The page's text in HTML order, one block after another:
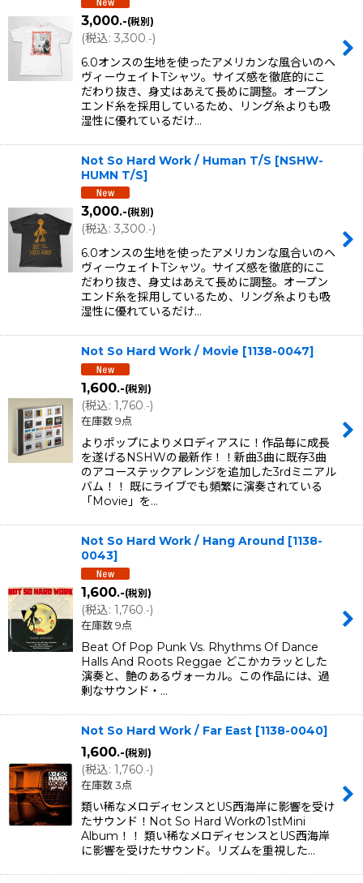
3,000.-(税別)
(税込: 3,300 .-)
6.0オンスの生地を使ったアメリカンな風合いのヘ
ヴィーウェイトTシャツ。サイズ感を徹底的にこ
だわり抜き、身丈はあえて長めに調整。オープン
エンド糸を採用しているため、リング糸よりも吸
湿性に優れているだけ…
Not So Hard Work / Human T/S [NSHW-
HUMN T/S]
3,000.-(税別)
(税込: 3,300.-)
6.0オンスの生地を使ったアメリカンな風合いのヘ
ヴィーウェイトTシャツ。サイズ感を徹底的にこ
だわり抜き、身丈はあえて長めに調整。オープン
エンド糸を採用しているため、リング糸よりも吸
湿性に優れているだけ…
Not So Hard Work / Movie [1138-0047]
1,600.-(税別)
(税込: 1,760.-)
在庫数 9点
よりポップによりメロディアスに！作品毎に成長
を遂げるNSHWの最新作！！新曲3曲に既存3曲
のアコーステックアレンジを追加した3rdミニアル
バム！！ 既にライブでも頻繁に演奏されている
「Movie」を…
Not So Hard Work / Hang Around [1138-
0043]
1,600.-(税別)
(税込: 1,760 .-)
在庫数 9点
Beat Of Pop Punk Vs. Rhythms Of Dance
Halls And Roots Reggae どこかカラッとした
演奏と、艶のあるヴォーカル。この作品には、過
剰なサウンド・…
Not So Hard Work / Far East [1138-0040]
1,600.-(税別)
(税込: 1,760 .-)
在庫数 3点
類い稀なメロディセンスとUS西海岸に影響を受け
たサウンド！Not So Hard Workの1stMini
Album！！ 類い稀なメロディセンスとUS西海岸
に影響を受けたサウンド。リズムを重視した…